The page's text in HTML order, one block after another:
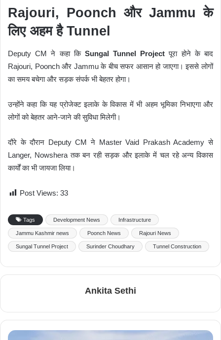
Rajouri, Poonch और Jammu के
लिए अहम है Tunnel
Deputy CM ने कहा कि Sungal Tunnel Project पूरा होने के बाद
Rajouri, Poonch और Jammu के बीच सफर आसान हो जाएगा। इससे लोगों
का समय बचेगा और सड़क संपर्क भी बेहतर होगा।
उन्होंने कहा कि यह प्रोजेक्ट इलाके के विकास में भी अहम भूमिका निभाएगा और
लोगों को बेहतर आने-जाने की सुविधा मिलेगी।
दौरे के दौरान Deputy CM ने Master Vaid Prakash Academy से
Langer, Nowshera तक बन रही सड़क और इलाके में चल रहे अन्य विकास
कार्यों का भी जायजा लिया।
Post Views: 33
Tags Development News Infrastructure
Jammu Kashmir news Poonch News Rajouri News
Sungal Tunnel Project Surinder Choudhary Tunnel Construction
Ankita Sethi